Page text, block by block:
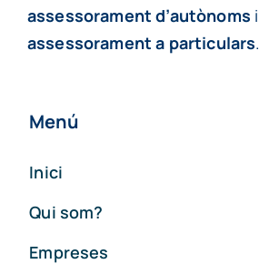
assessorament d’autònoms i
assessorament a particulars.
Menú
Inici
Qui som?
Empreses